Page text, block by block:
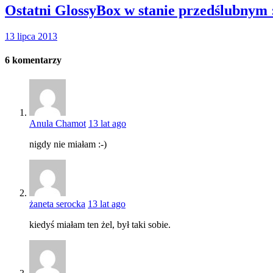
Ostatni GlossyBox w stanie przedślubnym
13 lipca 2013
6 komentarzy
Anula Chamot 13 lat ago
nigdy nie miałam :-)
żaneta serocka 13 lat ago
kiedyś miałam ten żel, był taki sobie.